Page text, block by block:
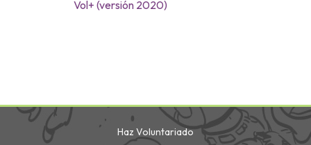
Vol+ (versión 2020)
Haz Voluntariado